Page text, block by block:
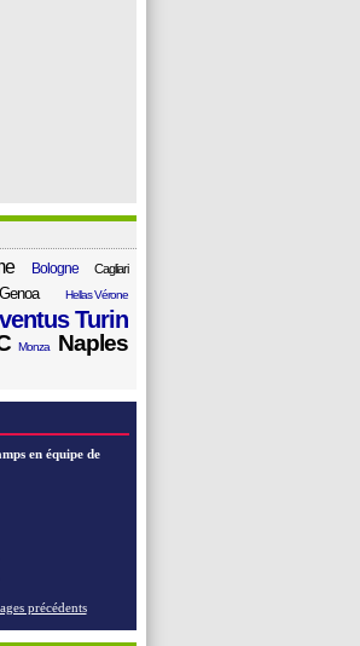
Bologne
Cagliari
Genoa Hellas Vérone
Turin
Monza Naples
en équipe de
précédents